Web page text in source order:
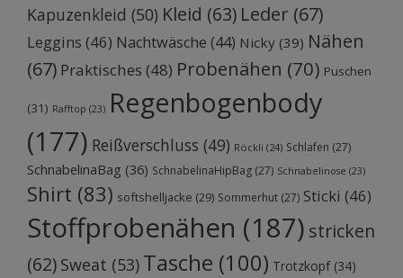
Kapuzenkleid (50) Kleid (63) Leder (67)
Leggins (46) Nachtwäsche (44) Nicky (39) Nähen
(67) Praktisches (48) Probenähen (70) Puschen
(31) Rafftop (23) Regenbogenbody
(177) Reißverschluss (49) Röckli (24) Schlafen (27)
SchnabelinaBag (36) SchnabelinaHipBag (27) Schnabelinose (23)
Shirt (83) softshelljacke (29) Sommerhut (27) Sticki (46)
Stoffprobenähen (187) stricken
(62) Sweat (53) Tasche (100) Trotzkopf(34)